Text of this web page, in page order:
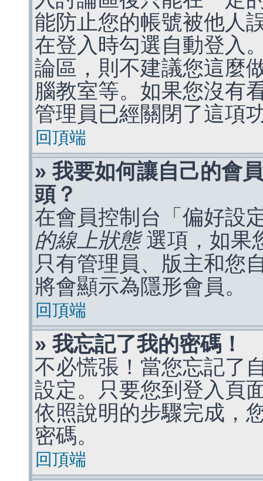
能防止您的帳號被他人
在登入時勾選自動登入
論區，則不建議您這麼
腦教室等。如果您沒有
管理員已經關閉了這項
回頂端
» 我要如何讓自己的會
頭？
在會員控制台「偏好設
的線上狀態選項，如果
只有管理員、版主和您
將會顯示為隱形會員。
回頂端
» 我忘記了我的密碼！
不必慌張！當您忘記了
設定。只要您到登入頁
依照說明的步驟完成，
密碼。
回頂端